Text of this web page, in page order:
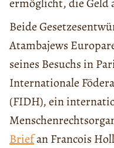
ermöglicht, die Geld
Beide
Atambajews
seines Besuchs in
Internationale
(FIDH), ein
Briefan Francois